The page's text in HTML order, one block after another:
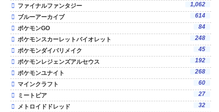
ファイナルファンタジー
1,062
ブルーアーカイブ
614
ポケモンGO
84
ポケモンスカーレットバイオレット
248
ポケモンダイパリメイク
45
ポケモンレジェンズアルセウス
192
ポケモンユナイト
268
マインクラフト
60
ミートピア
27
メトロイドドレッド
32